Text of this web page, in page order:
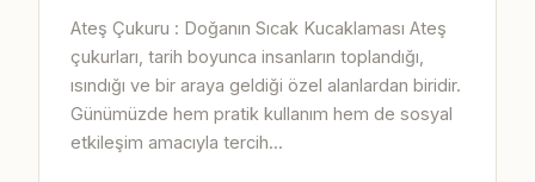
Ateş Çukuru : Doğanın Sıcak Kucaklaması Ateş
çukurları, tarih boyunca insanların toplandığı,
ısındığı ve bir araya geldiği özel alanlardan biridir.
Günümüzde hem pratik kullanım hem de sosyal
etkileşim amacıyla tercih...